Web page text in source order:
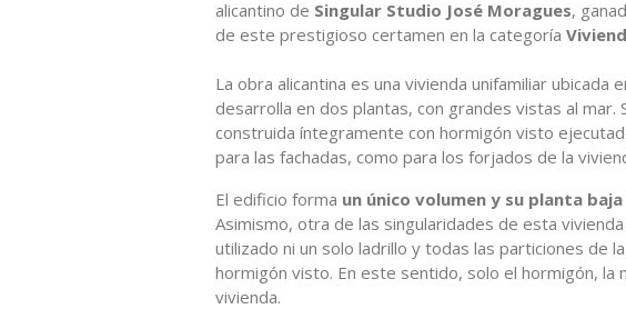
alicantino de Singular Studio José Moragues,
de este prestigioso certamen en la categoría
La obra alicantina es una vivienda unifamiliar ubicada
desarrolla en dos plantas, con grandes vistas al mar.
construida íntegramente con hormigón visto
para las fachadas, como para los forjados de la
El edificio forma un único volumen y su planta
Asimismo, otra de las singularidades de esta
utilizado ni un solo ladrillo y todas las particiones de
hormigón visto. En este sentido, solo el hormigón, la
vivienda.